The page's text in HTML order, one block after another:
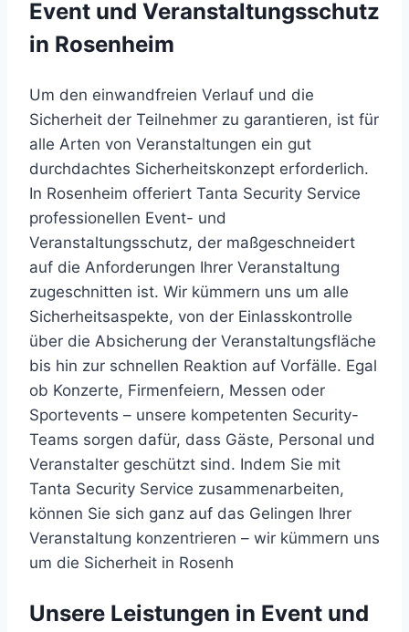
Event und Veranstaltungsschutz
in Rosenheim
Um den einwandfreien Verlauf und die
Sicherheit der Teilnehmer zu garantieren, ist für
alle Arten von Veranstaltungen ein gut
durchdachtes Sicherheitskonzept erforderlich.
In Rosenheim offeriert Tanta Security Service
professionellen Event- und
Veranstaltungsschutz, der maßgeschneidert
auf die Anforderungen Ihrer Veranstaltung
zugeschnitten ist. Wir kümmern uns um alle
Sicherheitsaspekte, von der Einlasskontrolle
über die Absicherung der Veranstaltungsfläche
bis hin zur schnellen Reaktion auf Vorfälle. Egal
ob Konzerte, Firmenfeiern, Messen oder
Sportevents – unsere kompetenten Security-
Teams sorgen dafür, dass Gäste, Personal und
Veranstalter geschützt sind. Indem Sie mit
Tanta Security Service zusammenarbeiten,
können Sie sich ganz auf das Gelingen Ihrer
Veranstaltung konzentrieren – wir kümmern uns
um die Sicherheit in Rosenh
Unsere Leistungen in Event und